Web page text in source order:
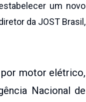
um novo
da JOST Brasil,
motor elétrico,
Nacional de